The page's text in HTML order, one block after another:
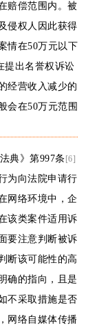
赔偿范围内。被
侵权人因此获得
情在50万元以下
提出名誉权诉讼
经营收入减少的
会在50万元范围
典》第997条 [6]
为向法院申请行
网络环境中，企
该类案件适用诉
要注意判断被诉
断该可能性的高
确的指向，且是
不采取措施是否
网络自媒体传播